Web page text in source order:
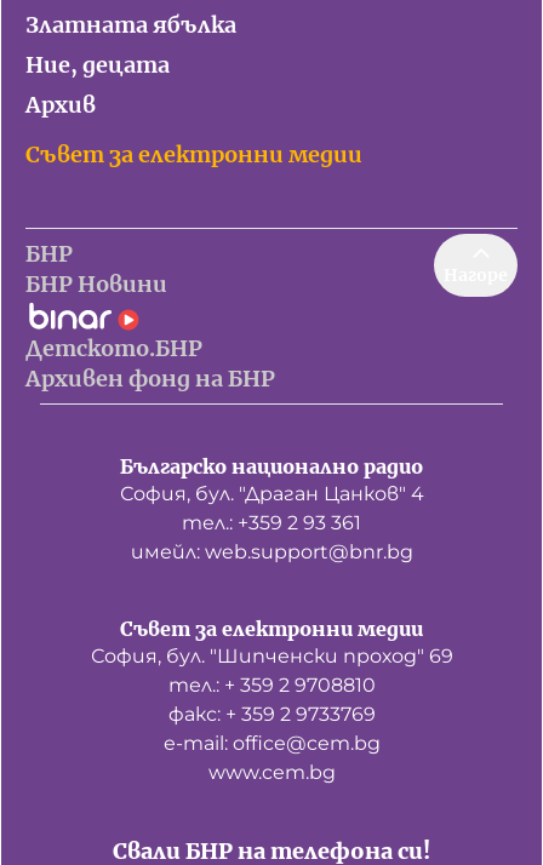
Златната ябълка
Ние, децата
Архив
Съвет за електронни медии
БНР
БНР Новини
Детското.БНР
Архивен фонд на БНР
Българско национално радио
София, бул. "Драган Цанков" 4
тел.: +359 2 93 361
имейл: web.support@bnr.bg
Свали БНР на телефона си!
Съвет за електронни медии
София, бул. "Шипченски проход" 69
тел.: + 359 2 9708810
факс: + 359 2 9733769
е-mail: office@cem.bg
www.cem.bg